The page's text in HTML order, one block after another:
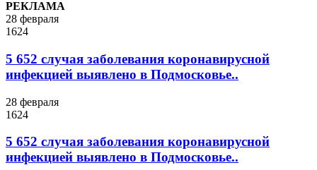
РЕКЛАМА
28 февраля
1624
5 652 случая заболевания коронавирусной
инфекцией выявлено в Подмосковье..
28 февраля
1624
5 652 случая заболевания коронавирусной
инфекцией выявлено в Подмосковье..